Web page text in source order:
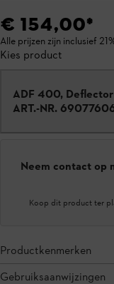
€ 154,00*
Alle prijzen zijn inclusief
Kies product
ADF 400, Deflector
ART.-NR.
Neem contact op
Koop dit product ter
Productkenmerken
Gebruiksaanwijzingen